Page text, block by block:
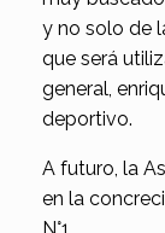
y no solo de
que será
general,
deportivo.
A futuro, la
en la